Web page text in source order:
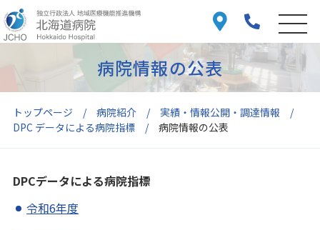
トップページ 病院紹介
実績・情報公開・調達情報
DPC データによる病院指標
病院情報の公表
病院情報の公表
DPCデータによる病院指標
令和6年度